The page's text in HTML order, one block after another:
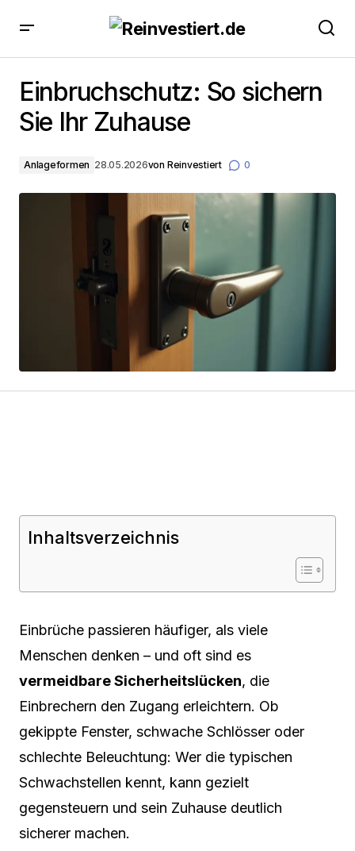
Einbruchschutz: So sichern
Sie Ihr Zuhause
Anlageformen 28.05.2026von Reinvestiert 0
Inhaltsverzeichnis
Einbrüche passieren häufiger, als viele
Menschen denken – und oft sind es
vermeidbare Sicherheitslücken, die
Einbrechern den Zugang erleichtern. Ob
gekippte Fenster, schwache Schlösser oder
schlechte Beleuchtung: Wer die typischen
Schwachstellen kennt, kann gezielt
gegensteuern und sein Zuhause deutlich
sicherer machen.